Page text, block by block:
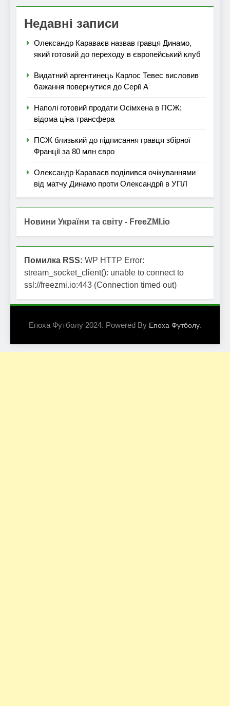
Недавні записи
Олександр Караваєв назвав гравця Динамо,
який готовий до переходу в європейський клуб
Видатний аргентинець Карлос Тевес висловив
бажання повернутися до Серії А
Наполі готовий продати Осімхена в ПСЖ:
відома ціна трансфера
ПСЖ близький до підписання гравця збірної
Франції за 80 млн євро
Олександр Караваєв поділився очікуваннями
від матчу Динамо проти Олександрії в УПЛ
Новини України та світу - FreeZMI.io
Помилка RSS: WP HTTP Error:
stream_socket_client(): unable to connect to
ssl://freezmi.io:443 (Connection timed out)
Епоха Футболу 2024. Powered By Епоха Футболу.